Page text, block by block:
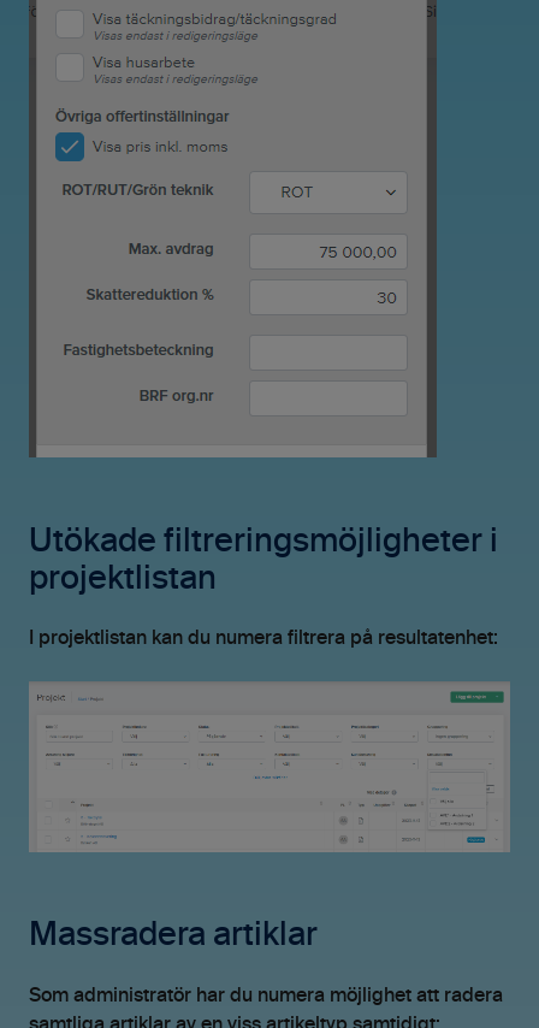
Utökade filtreringsmöjligheter i
projektlistan
I projektlistan kan du numera filtrera på resultatenhet:
Massradera artiklar
Som administratör har du numera möjlighet att radera